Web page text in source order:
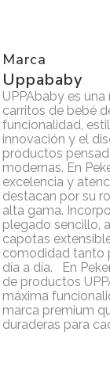
Marca
Uppababy
UPPAbaby es
carritos de bebé
funcionalidad,
innovación y el
productos
modernas. En
excelencia y
destacan por su
alta gama.
plegado sencillo,
capotas
comodidad tanto
día a día. En
de productos
máxima
marca premium
duraderas para